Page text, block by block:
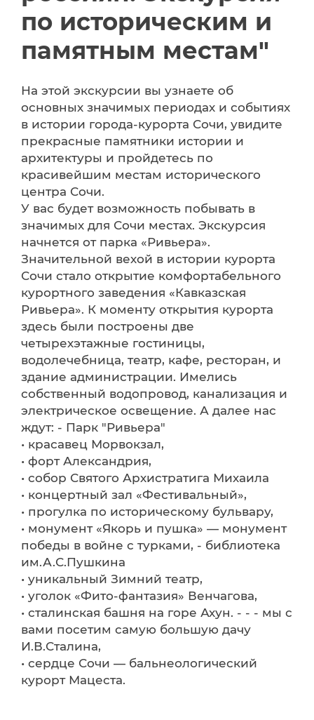
по историческим и
памятным местам"
На этой экскурсии вы узнаете об
основных значимых периодах и событиях
в истории города-курорта Сочи, увидите
прекрасные памятники истории и
архитектуры и пройдетесь по
красивейшим местам исторического
центра Сочи.
У вас будет возможность побывать в
значимых для Сочи местах. Экскурсия
начнется от парка «Ривьера».
Значительной вехой в истории курорта
Сочи стало открытие комфортабельного
курортного заведения «Кавказская
Ривьера». К моменту открытия курорта
здесь были построены две
четырехэтажные гостиницы,
водолечебница, театр, кафе, ресторан, и
здание администрации. Имелись
собственный водопровод, канализация и
электрическое освещение. А далее нас
ждут: - Парк "Ривьера"
• красавец Морвокзал,
• форт Александрия,
• собор Святого Архистратига Михаила
• концертный зал «Фестивальный»,
• прогулка по историческому бульвару,
• монумент «Якорь и пушка» — монумент
победы в войне с турками, - библиотека
им.А.С.Пушкина
• уникальный Зимний театр,
• уголок «Фито-фантазия» Венчагова,
• сталинская башня на горе Ахун. - - - мы с
вами посетим самую большую дачу
И.В.Сталина,
• сердце Сочи — бальнеологический
курорт Мацеста.